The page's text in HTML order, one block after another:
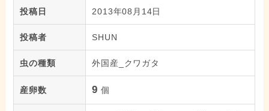
投稿日 2013年08月14日
投稿者 SHUN
虫の種類 外国産_クワガタ
産卵数 9 個